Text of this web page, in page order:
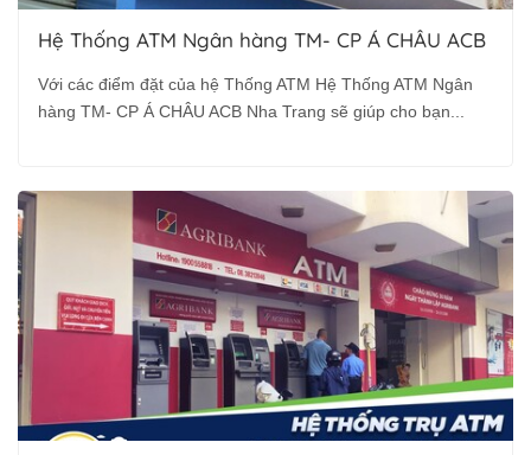
Hệ Thống ATM Ngân hàng TM- CP Á CHÂU ACB
Với các điểm đặt của hệ Thống ATM Hệ Thống ATM Ngân
hàng TM- CP Á CHÂU ACB Nha Trang sẽ giúp cho bạn...